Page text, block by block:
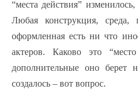
“места действия”
Любая конструкция,
оформленная есть ни что
актеров. Каково это
дополнительные оно берет
создалось – вот вопрос.